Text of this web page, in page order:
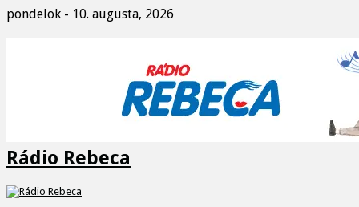
pondelok - 10. augusta, 2026
Rádio Rebeca